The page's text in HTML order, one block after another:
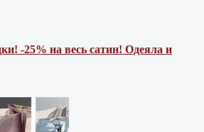
-25% на весь сатин! Одеяла и